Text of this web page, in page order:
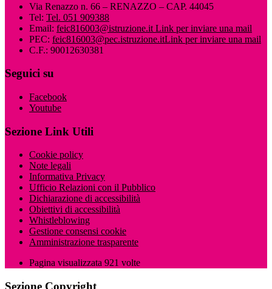
Via Renazzo n. 66 – RENAZZO – CAP. 44045
Tel: Tel. 051 909388
Email: feic816003@istruzione.it Link per inviare una mail
PEC: feic816003@pec.istruzione.itLink per inviare una mail
C.F.: 90012630381
Seguici su
Facebook
Youtube
Sezione Link Utili
Cookie policy
Note legali
Informativa Privacy
Ufficio Relazioni con il Pubblico
Dichiarazione di accessibilità
Obiettivi di accessibilità
Whistleblowing
Gestione consensi cookie
Amministrazione trasparente
Pagina visualizzata 921 volte
Sezione Copyright